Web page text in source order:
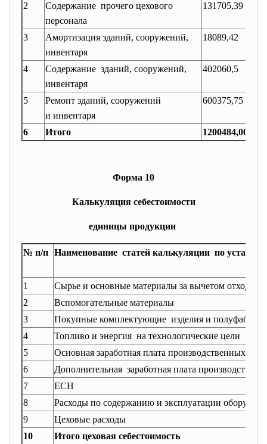
2
Содержание прочего цехового
персонала
131705,39
3
Амортизация зданий, сооружений,
инвентаря
18089,42
4
Содержание зданий, сооружений,
инвентаря
402060,5
5
Ремонт зданий, сооружений
и инвентаря
600375,75
6 Итого 1200484,00
Форма 10
Калькуляция себестоимости
единицы продукции
№ п/п Наименование статей калькуляции по
1
Сырье и основные материалы за вычетом отходов
2
Вспомогательные материалы
3
Покупные комплектующие изделия и
4
Топливо и энергия на технологические цели
5
Основная заработная плата производственных
6
Дополнительная заработная плата
7
ЕСН
8
Расходы по содержанию и эксплуатации
9
Цеховые расходы
10
Итого цеховая себестоимость